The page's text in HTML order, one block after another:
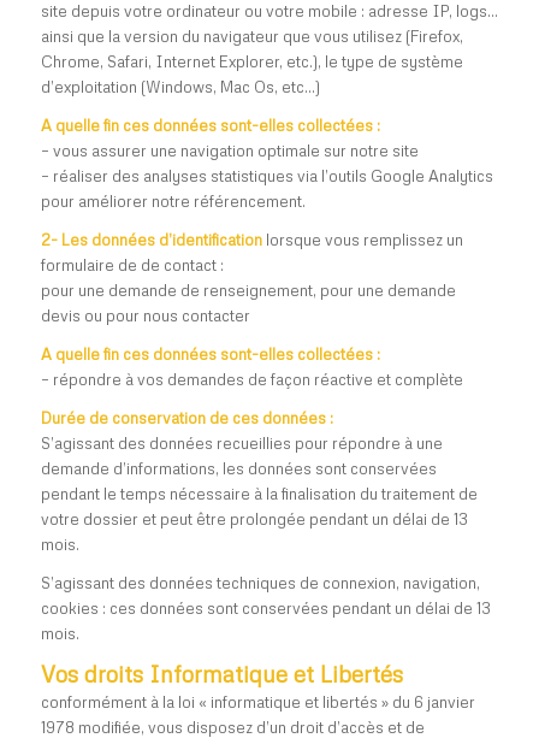
site depuis votre ordinateur ou votre mobile : adresse IP, logs…
ainsi que la version du navigateur que vous utilisez (Firefox,
Chrome, Safari, Internet Explorer, etc.), le type de système
d’exploitation (Windows, Mac Os, etc…)
A quelle fin ces données sont-elles collectées :
– vous assurer une navigation optimale sur notre site
– réaliser des analyses statistiques via l’outils Google Analytics
pour améliorer notre référencement.
2- Les données d’identificationlorsque vous remplissez un
formulaire de de contact :
pour une demande de renseignement, pour une demande
devis ou pour nous contacter
A quelle fin ces données sont-elles collectées :
– répondre à vos demandes de façon réactive et complète
Durée de conservation de ces données :
S’agissant des données recueillies pour répondre à une
demande d’informations, les données sont conservées
pendant le temps nécessaire à la finalisation du traitement de
votre dossier et peut être prolongée pendant un délai de 13
mois.
S’agissant des données techniques de connexion, navigation,
cookies : ces données sont conservées pendant un délai de 13
mois.
Vos droits Informatique et Libertés
conformément à la loi « informatique et libertés » du 6 janvier
1978 modifiée, vous disposez d’un droit d’accès et de